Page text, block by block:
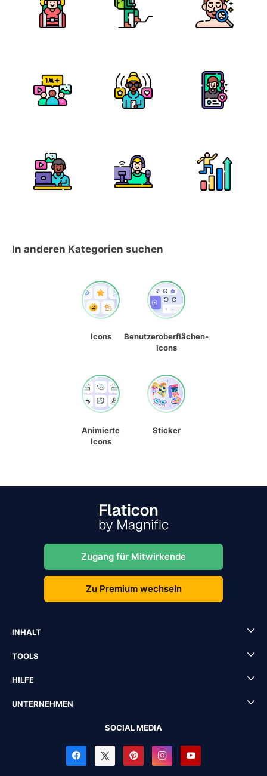
In anderen Kategorien suchen
Icons
Benutzeroberflächen-
Icons
Animierte
Icons
Sticker
Zugang für Mitwirkende
Zu Premium wechseln
INHALT
TOOLS
HILFE
UNTERNEHMEN
SOCIAL MEDIA